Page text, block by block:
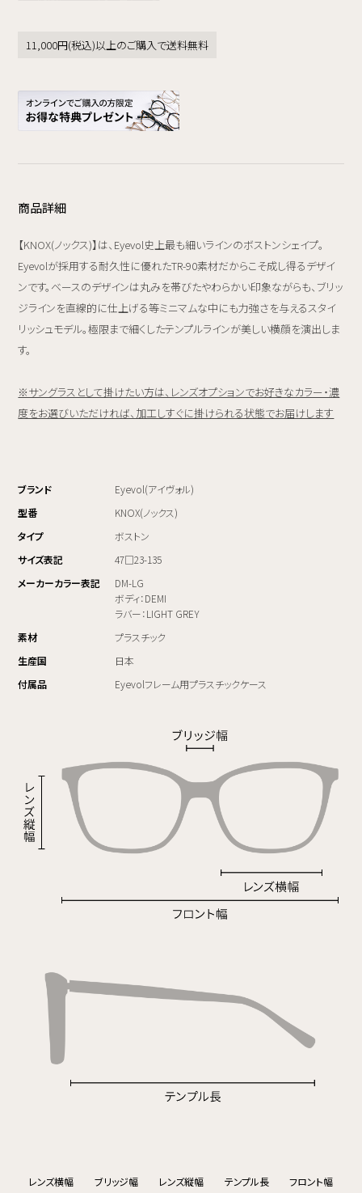
11,000円(税込)以上のご購入で送料無料
商品詳細
【KNOX(ノックス)】は、Eyevol史上最も細いラインのボストンシェイプ。
Eyevolが採用する耐久性に優れたTR-90素材だからこそ成し得るデザイ
ンです。ベースのデザインは丸みを帯びたやわらかい印象ながらも、ブリッ
ジラインを直線的に仕上げる等ミニマムな中にも力強さを与えるスタイ
リッシュモデル。極限まで細くしたテンプルラインが美しい横顔を演出しま
す。
※サングラスとして掛けたい方は、レンズオプションでお好きなカラー・濃
度をお選びいただければ、加工しすぐに掛けられる状態でお届けします
ブランド
Eyevol(アイヴォル)
型番
KNOX(ノックス)
タイプ
ボストン
サイズ表記
47□23-135
メーカーカラー表記
DM-LG
ボディ：DEMI
ラバー：LIGHT GREY
素材
プラスチック
生産国
日本
付属品
Eyevolフレーム用プラスチックケース
レンズ横幅 ブリッジ幅 レンズ縦幅 テンプル長 フロント幅